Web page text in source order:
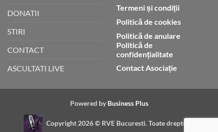
DONATII
STIRI
CONTACT
ASCULTATI LIVE
Termeni și condiții
Politică de cookies
Politică de anulare
Politică de
confidențialitate
Contact Asociație
Powered by Business Plus
Copyright 2026 © RVE Bucuresti. Toate drepturile